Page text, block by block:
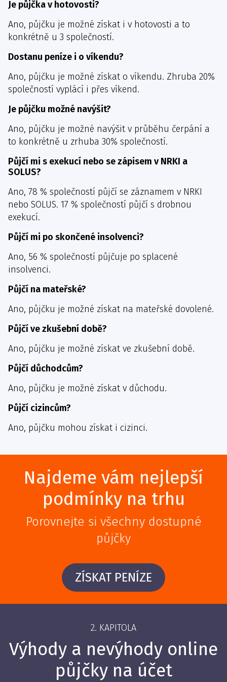
Je půjčka v hotovosti?
Ano, půjčku je možné získat i v hotovosti a to
konkrétně u 3 společností.
Dostanu peníze i o víkendu?
Ano, půjčku je možné získat o víkendu. Zhruba 20%
společností vyplácí i přes víkend.
Je půjčku možné navýšit?
Ano, půjčku je možné navýšit v průběhu čerpání a
to konkrétně u zrhuba 30% společností.
Půjčí mi s exekucí nebo se zápisem v NRKI a
SOLUS?
Ano, 78 % společností půjčí se záznamem v NRKI
nebo SOLUS. 17 % společností půjčí s drobnou
exekucí.
Půjčí mi po skončené insolvenci?
Ano, 56 % společností půjčuje po splacené
insolvenci.
Půjčí na mateřské?
Ano, půjčku je možné získat na mateřské dovolené.
Půjčí ve zkušební době?
Ano, půjčku je možné získat ve zkušební době.
Půjčí důchodcům?
Ano, půjčku je možné získat v důchodu.
Půjčí cizincům?
Ano, půjčku mohou získat i cizinci.
Najdeme vám nejlepší
podmínky na trhu
Porovnejte si všechny dostupné
půjčky
ZÍSKAT PENÍZE
2. KAPITOLA
Výhody a nevýhody online
půjčky na účet